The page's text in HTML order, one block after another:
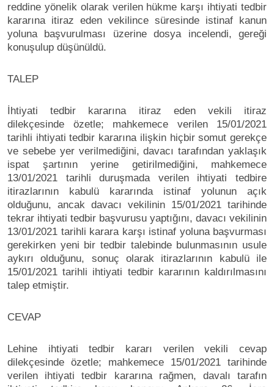
reddine yönelik olarak verilen hükme karşı ihtiyati tedbir
kararına itiraz eden vekilince süresinde istinaf kanun
yoluna başvurulması üzerine dosya incelendi, gereği
konuşulup düşünüldü.
TALEP
İhtiyati tedbir kararına itiraz eden vekili itiraz
dilekçesinde özetle; mahkemece verilen 15/01/2021
tarihli ihtiyati tedbir kararına ilişkin hiçbir somut gerekçe
ve sebebe yer verilmediğini, davacı tarafından yaklaşık
ispat şartının yerine getirilmediğini, mahkemece
13/01/2021 tarihli duruşmada verilen ihtiyati tedbire
itirazlarının kabulü kararında istinaf yolunun açık
olduğunu, ancak davacı vekilinin 15/01/2021 tarihinde
tekrar ihtiyati tedbir başvurusu yaptığını, davacı vekilinin
13/01/2021 tarihli karara karşı istinaf yoluna başvurması
gerekirken yeni bir tedbir talebinde bulunmasının usule
aykırı olduğunu, sonuç olarak itirazlarının kabulü ile
15/01/2021 tarihli ihtiyati tedbir kararının kaldırılmasını
talep etmiştir.
CEVAP
Lehine ihtiyati tedbir kararı verilen vekili cevap
dilekçesinde özetle; mahkemece 15/01/2021 tarihinde
verilen ihtiyati tedbir kararına rağmen, davalı tarafın